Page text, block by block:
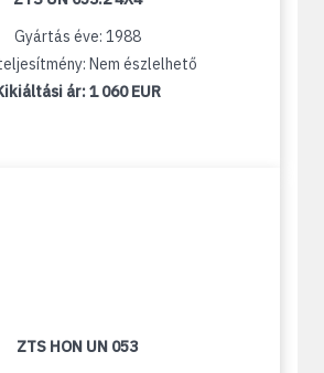
Gyártás éve: 1988
Nem észlelhető
ár:1 060 EUR
ZTS HON UN 053